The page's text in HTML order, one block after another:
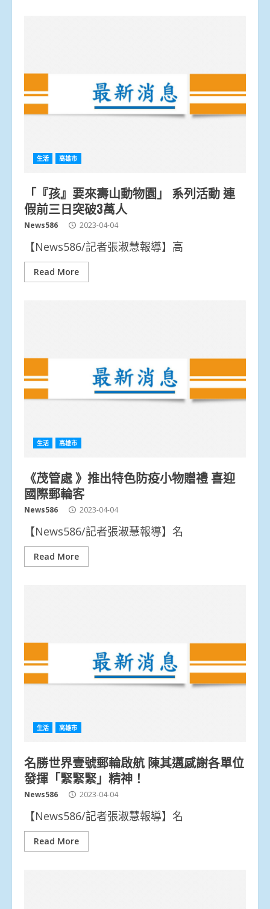
生活 高雄市
「『孩』要來壽山動物園」 系列活動 連
假前三日突破3萬人
News586 2023-04-04
【News586/記者張淑慧報導】高
Read More
生活 高雄市
《茂管處 》推出特色防疫小物贈禮 喜迎
國際郵輪客
News586 2023-04-04
【News586/記者張淑慧報導】名
Read More
生活 高雄市
名勝世界壹號郵輪啟航 陳其邁感謝各單位
發揮「緊緊緊」精神！
News586 2023-04-04
【News586/記者張淑慧報導】名
Read More